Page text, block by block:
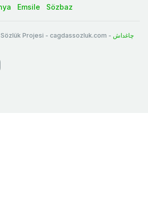
Emsile Sözbaz
Projesi - cagdassozluk.com - چاغداش